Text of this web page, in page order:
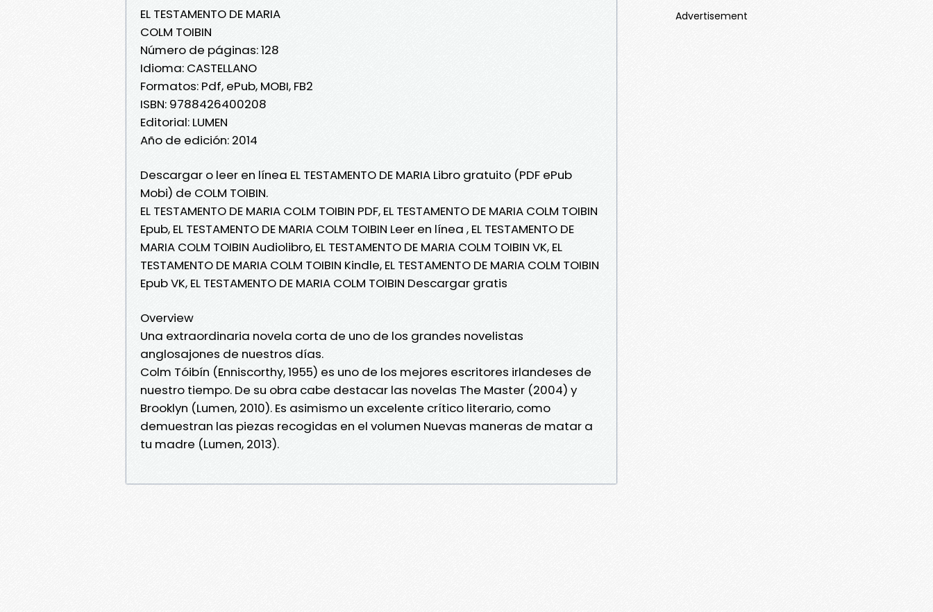
EL TESTAMENTO DE MARIA
COLM TOIBIN
Número de páginas: 128
Idioma: CASTELLANO
Formatos: Pdf, ePub, MOBI, FB2
ISBN: 9788426400208
Editorial: LUMEN
Año de edición: 2014
Descargar o leer en línea EL TESTAMENTO DE MARIA Libro gratuito (PDF ePub
Mobi) de COLM TOIBIN.
EL TESTAMENTO DE MARIA COLM TOIBIN PDF, EL TESTAMENTO DE MARIA COLM TOIBIN
Epub, EL TESTAMENTO DE MARIA COLM TOIBIN Leer en línea , EL TESTAMENTO DE
MARIA COLM TOIBIN Audiolibro, EL TESTAMENTO DE MARIA COLM TOIBIN VK, EL
TESTAMENTO DE MARIA COLM TOIBIN Kindle, EL TESTAMENTO DE MARIA COLM TOIBIN
Epub VK, EL TESTAMENTO DE MARIA COLM TOIBIN Descargar gratis
Overview
Una extraordinaria novela corta de uno de los grandes novelistas
anglosajones de nuestros días.
Colm Tóibín (Enniscorthy, 1955) es uno de los mejores escritores irlandeses de
nuestro tiempo. De su obra cabe destacar las novelas The Master (2004) y
Brooklyn (Lumen, 2010). Es asimismo un excelente crítico literario, como
demuestran las piezas recogidas en el volumen Nuevas maneras de matar a
tu madre (Lumen, 2013).
Advertisement